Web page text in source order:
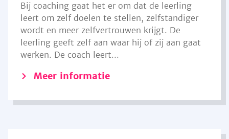
Bij coaching gaat het er om dat de leerling
leert om zelf doelen te stellen, zelfstandiger
wordt en meer zelfvertrouwen krijgt. De
leerling geeft zelf aan waar hij of zij aan gaat
werken. De coach leert...
Meer informatie